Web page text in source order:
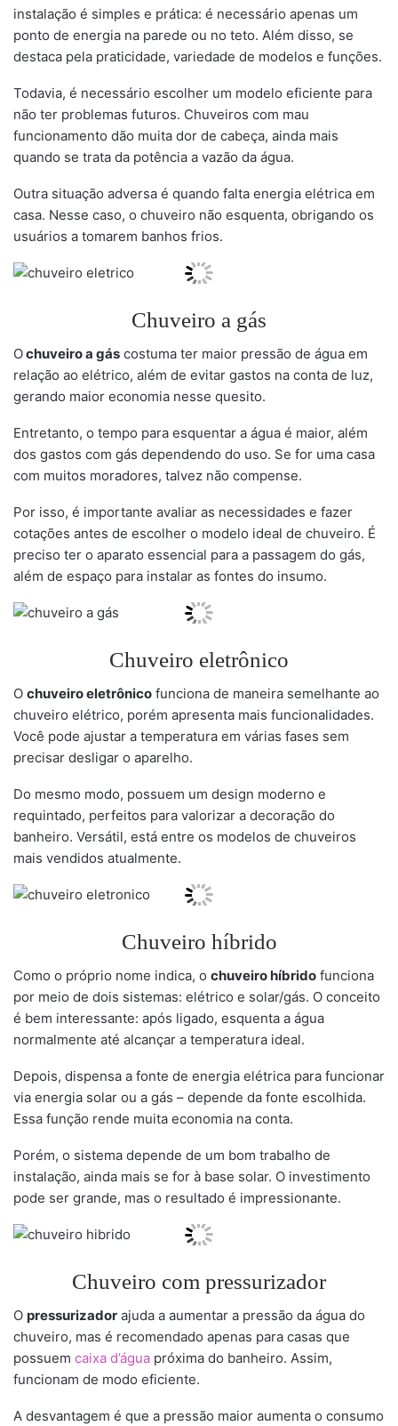
instalação é simples e prática: é necessário apenas um
ponto de energia na parede ou no teto. Além disso, se
destaca pela praticidade, variedade de modelos e funções.
Todavia, é necessário escolher um modelo eficiente para
não ter problemas futuros. Chuveiros com mau
funcionamento dão muita dor de cabeça, ainda mais
quando se trata da potência a vazão da água.
Outra situação adversa é quando falta energia elétrica em
casa. Nesse caso, o chuveiro não esquenta, obrigando os
usuários a tomarem banhos frios.
Chuveiro a gás
Ochuveiro a gás costuma ter maior pressão de água em
relação ao elétrico, além de evitar gastos na conta de luz,
gerando maior economia nesse quesito.
Entretanto, o tempo para esquentar a água é maior, além
dos gastos com gás dependendo do uso. Se for uma casa
com muitos moradores, talvez não compense.
Por isso, é importante avaliar as necessidades e fazer
cotações antes de escolher o modelo ideal de chuveiro. É
preciso ter o aparato essencial para a passagem do gás,
além de espaço para instalar as fontes do insumo.
Chuveiro eletrônico
O chuveiro eletrônico funciona de maneira semelhante ao
chuveiro elétrico, porém apresenta mais funcionalidades.
Você pode ajustar a temperatura em várias fases sem
precisar desligar o aparelho.
Do mesmo modo, possuem um design moderno e
requintado, perfeitos para valorizar a decoração do
banheiro. Versátil, está entre os modelos de chuveiros
mais vendidos atualmente.
Chuveiro híbrido
Como o próprio nome indica, o chuveiro híbrido funciona
por meio de dois sistemas: elétrico e solar/gás. O conceito
é bem interessante: após ligado, esquenta a água
normalmente até alcançar a temperatura ideal.
Depois, dispensa a fonte de energia elétrica para funcionar
via energia solar ou a gás – depende da fonte escolhida.
Essa função rende muita economia na conta.
Porém, o sistema depende de um bom trabalho de
instalação, ainda mais se for à base solar. O investimento
pode ser grande, mas o resultado é impressionante.
Chuveiro com pressurizador
O pressurizador ajuda a aumentar a pressão da água do
chuveiro, mas é recomendado apenas para casas que
possuem caixa d’água próxima do banheiro. Assim,
funcionam de modo eficiente.
A desvantagem é que a pressão maior aumenta o consumo